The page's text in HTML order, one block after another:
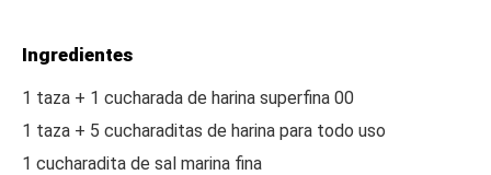
Ingredientes
1 taza + 1 cucharada de harina superfina 00
1 taza + 5 cucharaditas de harina para todo uso
1 cucharadita de sal marina fina